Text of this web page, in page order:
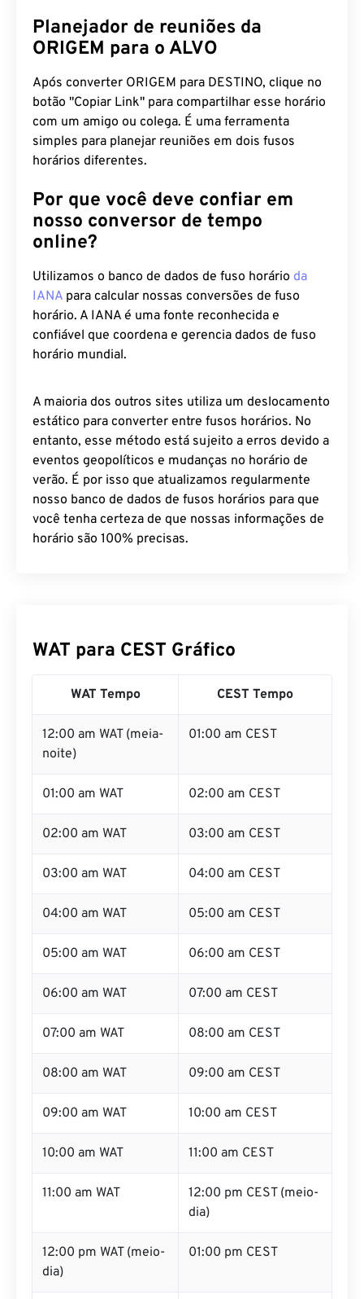
Planejador de reuniões da
ORIGEM para o ALVO
Após converter ORIGEM para DESTINO, clique no
botão "Copiar Link" para compartilhar esse horário
com um amigo ou colega. É uma ferramenta
simples para planejar reuniões em dois fusos
horários diferentes.
Por que você deve confiar em
nosso conversor de tempo
online?
Utilizamos o banco de dados de fuso horário da
IANA para calcular nossas conversões de fuso
horário. A IANA é uma fonte reconhecida e
confiável que coordena e gerencia dados de fuso
horário mundial.
A maioria dos outros sites utiliza um deslocamento
estático para converter entre fusos horários. No
entanto, esse método está sujeito a erros devido a
eventos geopolíticos e mudanças no horário de
verão. É por isso que atualizamos regularmente
nosso banco de dados de fusos horários para que
você tenha certeza de que nossas informações de
horário são 100% precisas.
WAT para CEST Gráfico
WAT Tempo CEST Tempo
12:00 am WAT (meia-
noite)
01:00 am CEST
01:00 am WAT 02:00 am CEST
02:00 am WAT 03:00 am CEST
03:00 am WAT 04:00 am CEST
04:00 am WAT 05:00 am CEST
05:00 am WAT 06:00 am CEST
06:00 am WAT 07:00 am CEST
07:00 am WAT 08:00 am CEST
08:00 am WAT 09:00 am CEST
09:00 am WAT 10:00 am CEST
10:00 am WAT 11:00 am CEST
11:00 am WAT
12:00 pm CEST (meio-
dia)
12:00 pm WAT (meio-
dia)
01:00 pm CEST